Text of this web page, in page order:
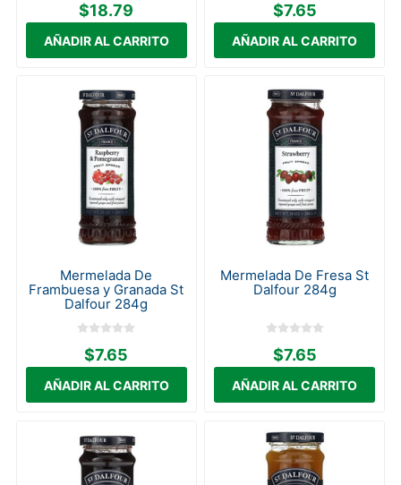
$18.79 $7.65
Mermelada De
Frambuesa y Granada St
Dalfour 284g
$7.65
Mermelada De Fresa St
Dalfour 284g
$7.65